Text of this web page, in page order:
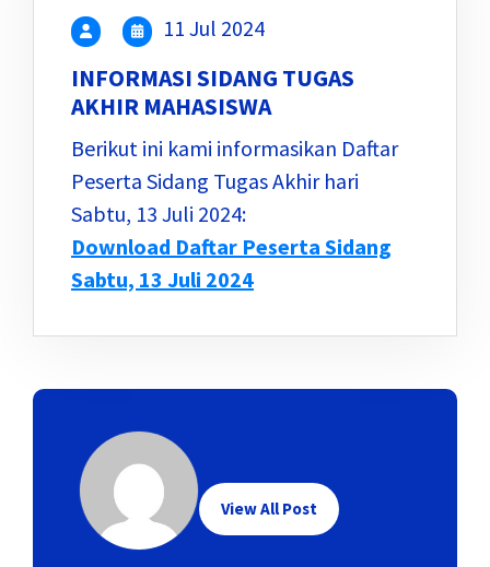
11 Jul 2024
INFORMASI SIDANG TUGAS
AKHIR MAHASISWA
Berikut ini kami informasikan Daftar
Peserta Sidang Tugas Akhir hari
Sabtu, 13 Juli 2024:
Download Daftar Peserta Sidang
Sabtu, 13 Juli 2024
View All Post